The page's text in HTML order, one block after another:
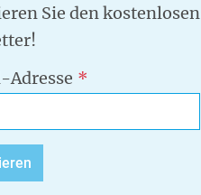
Sie den kostenlosen